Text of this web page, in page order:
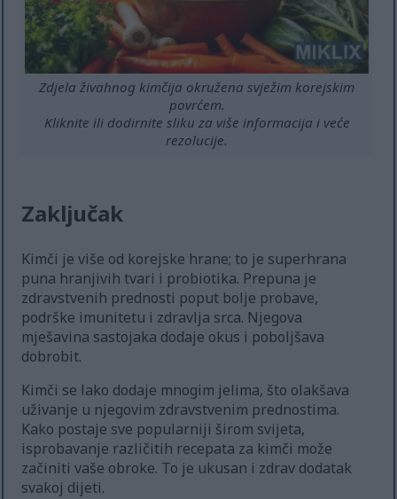
Zdjela živahnog kimčija okružena svježim korejskim
povrćem.
Kliknite ili dodirnite sliku za više informacija i veće
rezolucije.
Zaključak
Kimči je više od korejske hrane; to je superhrana
puna hranjivih tvari i probiotika. Prepuna je
zdravstvenih prednosti poput bolje probave,
podrške imunitetu i zdravlja srca. Njegova
mješavina sastojaka dodaje okus i poboljšava
dobrobit.
Kimči se lako dodaje mnogim jelima, što olakšava
uživanje u njegovim zdravstvenim prednostima.
Kako postaje sve popularniji širom svijeta,
isprobavanje različitih recepata za kimči može
začiniti vaše obroke. To je ukusan i zdrav dodatak
svakoj dijeti.